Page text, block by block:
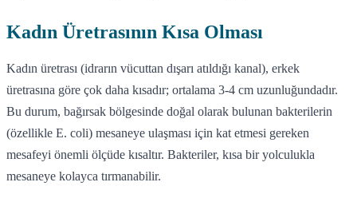
Kadın Üretrasının Kısa Olması
Kadın üretrası (idrarın vücuttan dışarı atıldığı kanal), erkek
üretrasına göre çok daha kısadır; ortalama 3-4 cm uzunluğundadır.
Bu durum, bağırsak bölgesinde doğal olarak bulunan bakterilerin
(özellikle E. coli) mesaneye ulaşması için kat etmesi gereken
mesafeyi önemli ölçüde kısaltır. Bakteriler, kısa bir yolculukla
mesaneye kolayca tırmanabilir.